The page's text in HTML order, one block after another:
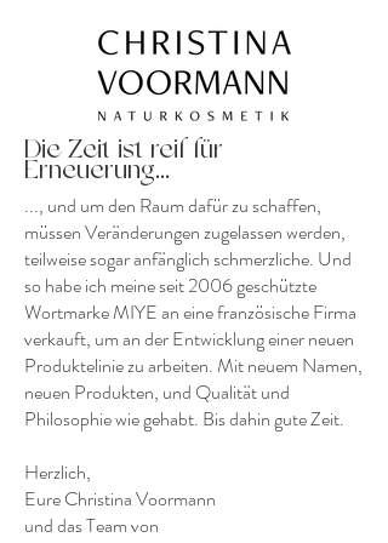
Die Zeit ist reif für
Erneuerung...
..., und um den Raum dafür zu schaffen,
müssen Veränderungen zugelassen werden,
teilweise sogar anfänglich schmerzliche. Und
so habe ich meine seit 2006 geschützte
Wortmarke MIYE an eine französische Firma
verkauft, um an der Entwicklung einer neuen
Produktelinie zu arbeiten. Mit neuem Namen,
neuen Produkten, und Qualität und
Philosophie wie gehabt. Bis dahin gute Zeit.
Herzlich,
Eure Christina Voormann
und das Team von